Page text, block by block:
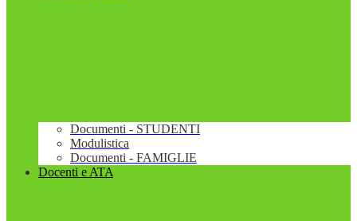
Documenti - STUDENTI
Modulistica
Documenti - FAMIGLIE
Docenti e ATA